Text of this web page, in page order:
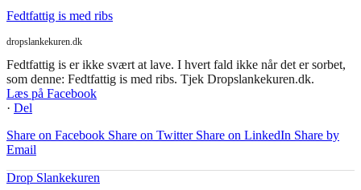
Fedtfattig is med ribs
dropslankekuren.dk
Fedtfattig is er ikke svært at lave. I hvert fald ikke når det er sorbet,
som denne: Fedtfattig is med ribs. Tjek Dropslankekuren.dk.
Læs på Facebook
· Del
Share on Facebook Share on Twitter Share on LinkedIn Share by
Email
Drop Slankekuren